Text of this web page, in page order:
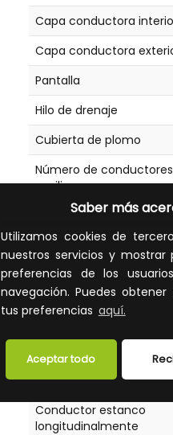
Saber más
Utilizamos cookies de
nuestros servicios y mostrar
preferencias de los
navegación. Puedes
tus preferencias aquí.
Aceptar todo
Capa conductora
Capa conductora
Pantalla
Hilo de drenaje
Cubierta de plomo
Número de conductores
auxiliares
Conductor concéntrico
Material de cubierta
Especificación del
de cubierta
Color de cubierta exterior
Geometría del cable
Revestimiento
Conductor estanco
longitudinalmente